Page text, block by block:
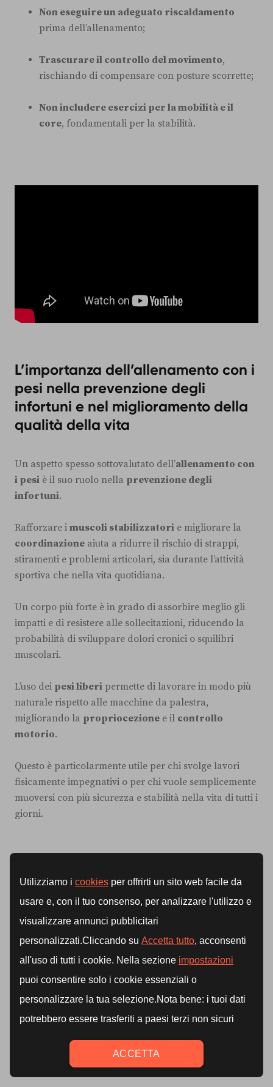
Non eseguire un adeguato riscaldamento
prima dell’allenamento;
Trascurare il controllo del movimento,
rischiando di compensare con posture scorrette;
Non includere esercizi per la mobilità e il
core, fondamentali per la stabilità.
L’importanza dell’allenamento con i
pesi nella prevenzione degli
infortuni e nel miglioramento della
qualità della vita
Un aspetto spesso sottovalutato dell’allenamento con
i pesi è il suo ruolo nella prevenzione degli
infortuni.
Rafforzare i muscoli stabilizzatori e migliorare la
coordinazione aiuta a ridurre il rischio di strappi,
stiramenti e problemi articolari, sia durante l’attività
sportiva che nella vita quotidiana.
Un corpo più forte è in grado di assorbire meglio gli
impatti e di resistere alle sollecitazioni, riducendo la
probabilità di sviluppare dolori cronici o squilibri
muscolari.
L’uso dei pesi liberi permette di lavorare in modo più
naturale rispetto alle macchine da palestra,
migliorando la propriocezione e il controllo
motorio.
Questo è particolarmente utile per chi svolge lavori
fisicamente impegnativi o per chi vuole semplicemente
muoversi con più sicurezza e stabilità nella vita di tutti i
giorni.
Pesi liberi e benessere mentale: più
di un semplice allenamento